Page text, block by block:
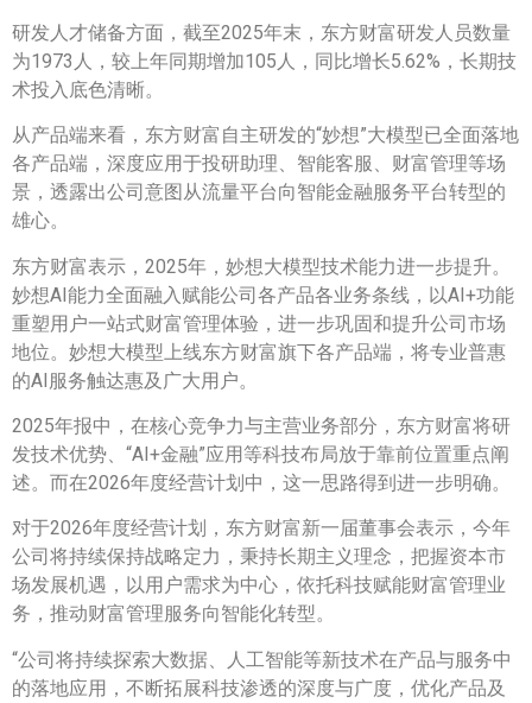
研发人才储备方面，截至2025年末，东方财富研发人员数量
为1973人，较上年同期增加105人，同比增长5.62%，长期技
术投入底色清晰。
从产品端来看，东方财富自主研发的“妙想”大模型已全面落地
各产品端，深度应用于投研助理、智能客服、财富管理等场
景，透露出公司意图从流量平台向智能金融服务平台转型的
雄心。
东方财富表示，2025年，妙想大模型技术能力进一步提升。
妙想AI能力全面融入赋能公司各产品各业务条线，以AI+功能
重塑用户一站式财富管理体验，进一步巩固和提升公司市场
地位。妙想大模型上线东方财富旗下各产品端，将专业普惠
的AI服务触达惠及广大用户。
2025年报中，在核心竞争力与主营业务部分，东方财富将研
发技术优势、“AI+金融”应用等科技布局放于靠前位置重点阐
述。而在2026年度经营计划中，这一思路得到进一步明确。
对于2026年度经营计划，东方财富新一届董事会表示，今年
公司将持续保持战略定力，秉持长期主义理念，把握资本市
场发展机遇，以用户需求为中心，依托科技赋能财富管理业
务，推动财富管理服务向智能化转型。
“公司将持续探索大数据、人工智能等新技术在产品与服务中
的落地应用，不断拓展科技渗透的深度与广度，优化产品及